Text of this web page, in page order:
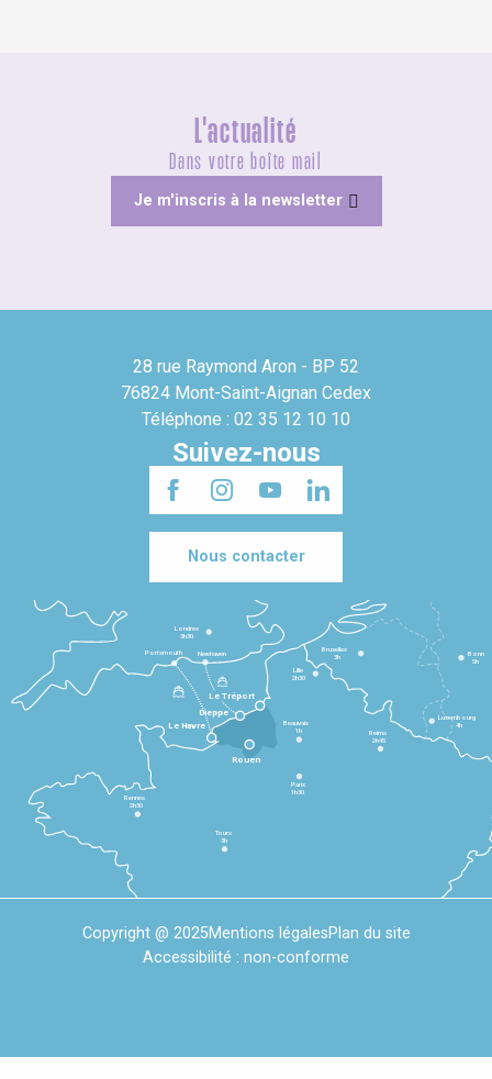
L'actualité
Dans votre boîte mail
Je m'inscris à la newsletter
28 rue Raymond Aron - BP 52
76824 Mont-Saint-Aignan Cedex
Téléphone : 02 35 12 10 10
Suivez-nous
Nous contacter
Le Havre
Dieppe
Le Tréport
Rennes
2h30
Tours
3h
Paris
1h30
Beauvais
1h
Reims
2h45
Lille
2h30
Bruxelles
3h
Londres
3h30
Newhaven
Portsmouth
Bonn
5h
Luxembourg
4h
Rouen
Copyright @ 2025Mentions légalesPlan du site
Accessibilité : non-conforme